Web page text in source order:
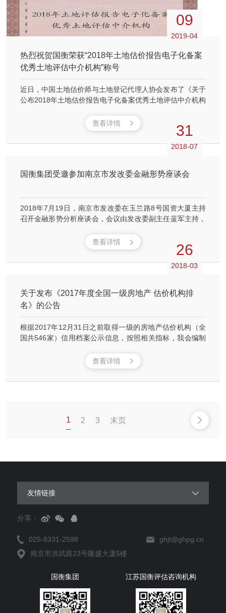
09
2019-04
热烈祝贺国衡荣获“2018年土地估价报告电子化备案
优秀土地评估中介机构”称号
近日，中国土地估价师与土地登记代理人协会发布了《关于
公布2018年土地估价报告电子化备案优秀土地评估中介机构
案，共备案报告26万余份。查看详情 31
2018-07
国衡集团受邀参加南京市发改委金融形势座谈会
2018年7月19日，南京市发改委在玉兰路8号国资大厦主持
召开金融形势分析座谈会，会议由发改委副主任蓝军主持，
姚建萍受邀参加了此次会议查看详情 26
2018-03
关于发布《2017年度全国一级房地产 估价机构排
名》的公告
根据2017年12月31日之前取得一级的房地产估价机构（全
国共546家）信用档案公示信息，按照相关指标，我会编制
查看详情
1 2 3 末页
友情链接
分享：
025-8331-2598
ghjt@ghpg.cn
南京市洪武路23号隆盛大厦5楼
国衡集团 江苏国衡评估咨询机构